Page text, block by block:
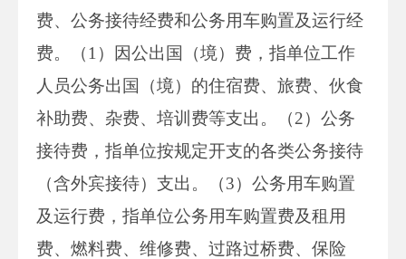
费、公务接待经费和公务用车购置及运行经
费。（1）因公出国（境）费，指单位工作
人员公务出国（境）的住宿费、旅费、伙食
补助费、杂费、培训费等支出。（2）公务
接待费，指单位按规定开支的各类公务接待
（含外宾接待）支出。（3）公务用车购置
及运行费，指单位公务用车购置费及租用
费、燃料费、维修费、过路过桥费、保险